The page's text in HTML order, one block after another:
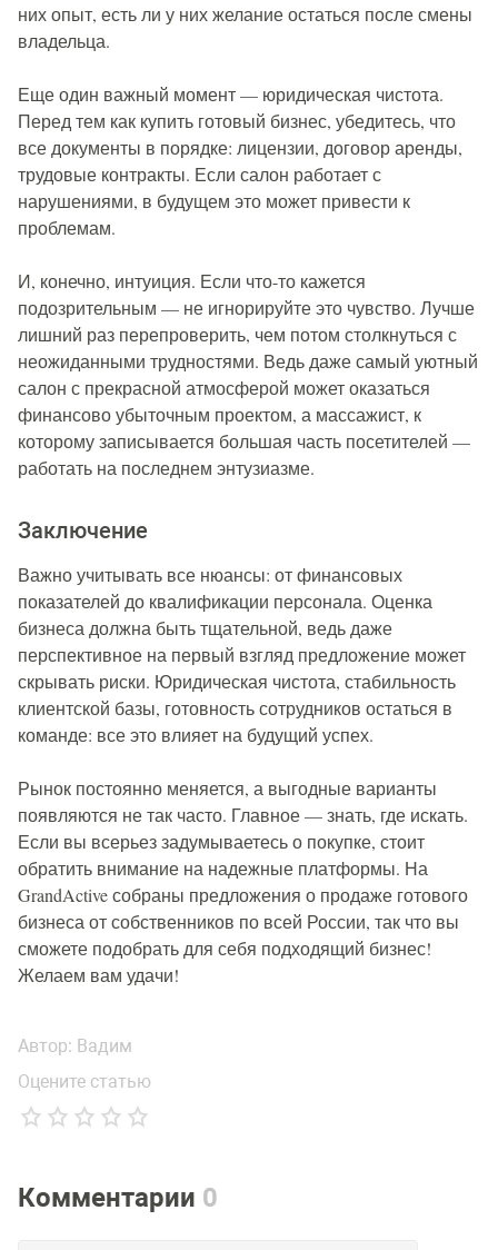
них опыт, есть ли у них желание остаться после смены
владельца.
Еще один важный момент — юридическая чистота.
Перед тем как купить готовый бизнес, убедитесь, что
все документы в порядке: лицензии, договор аренды,
трудовые контракты. Если салон работает с
нарушениями, в будущем это может привести к
проблемам.
И, конечно, интуиция. Если что-то кажется
подозрительным — не игнорируйте это чувство. Лучше
лишний раз перепроверить, чем потом столкнуться с
неожиданными трудностями. Ведь даже самый уютный
салон с прекрасной атмосферой может оказаться
финансово убыточным проектом, а массажист, к
которому записывается большая часть посетителей —
работать на последнем энтузиазме.
Заключение
Важно учитывать все нюансы: от финансовых
показателей до квалификации персонала. Оценка
бизнеса должна быть тщательной, ведь даже
перспективное на первый взгляд предложение может
скрывать риски. Юридическая чистота, стабильность
клиентской базы, готовность сотрудников остаться в
команде: все это влияет на будущий успех.
Рынок постоянно меняется, а выгодные варианты
появляются не так часто. Главное — знать, где искать.
Если вы всерьез задумываетесь о покупке, стоит
обратить внимание на надежные платформы. На
GrandActive собраны предложения о продаже готового
бизнеса от собственников по всей России, так что вы
сможете подобрать для себя подходящий бизнес!
Желаем вам удачи!
Автор: Вадим
Оцените статью
Комментарии 0